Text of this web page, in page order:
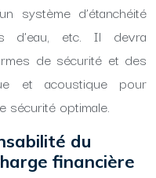
système d’étanchéité
d’eau, etc. Il devra
de sécurité et des
et acoustique pour
sécurité optimale.
du
financière